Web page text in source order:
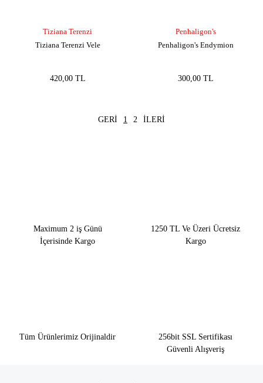
Tiziana Terenzi
Tiziana Terenzi Vele
420,00 TL
Penhaligon's
Penhaligon's Endymion
300,00 TL
1 2
Maximum 2 iş Günü
İçerisinde Kargo
1250 TL Ve Üzeri Ücretsiz
Kargo
Tüm Ürünlerimiz Orijinaldir
256bit SSL Sertifikası
Güvenli Alışveriş